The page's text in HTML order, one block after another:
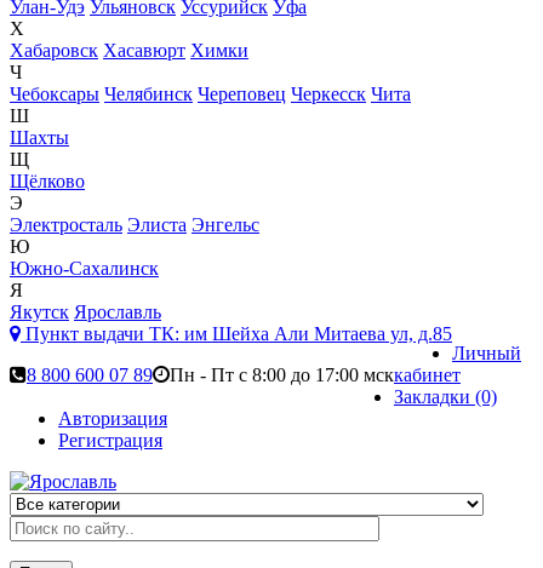
Улан-Удэ Ульяновск Уссурийск Уфа
Х
Хабаровск Хасавюрт Химки
Ч
Чебоксары Челябинск Череповец Черкесск Чита
Ш
Шахты
Щ
Щёлково
Э
Электросталь Элиста Энгельс
Ю
Южно-Сахалинск
Я
Якутск Ярославль
Пункт выдачи ТК: им Шейха Али Митаева ул, д.85
8 800 600 07 89
Пн - Пт с 8:00 до 17:00 мск
Личный
кабинет
Закладки (0)
Авторизация
Регистрация